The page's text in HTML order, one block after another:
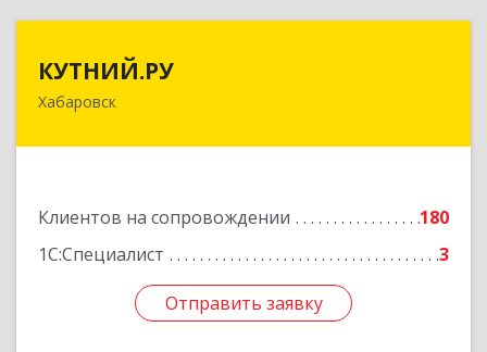
КУТНИЙ.РУ
Хабаровск
Клиентов на сопровождении
180
1С:Специалист
3
Отправить заявку
680007, Хабаровский край, Хабаровск г,
Отправить заявку